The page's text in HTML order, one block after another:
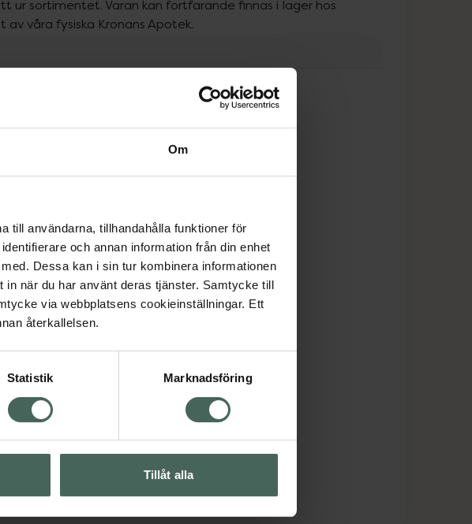
Om
till användarna, tillhandahålla funktioner för
och annan information från din enhet
Dessa kan i sin tur kombinera informationen
in när du har använt deras tjänster. Samtycke till
via webbplatsens cookieinställningar. Ett
återkallelsen.
Statistik Marknadsföring
Tillåt alla
ur sortimentet. Varan kan fortfarande finnas i lager hos
av våra fysiska Kronans Apotek.